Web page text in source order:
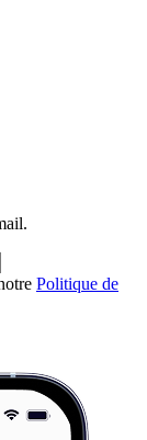
Politique de